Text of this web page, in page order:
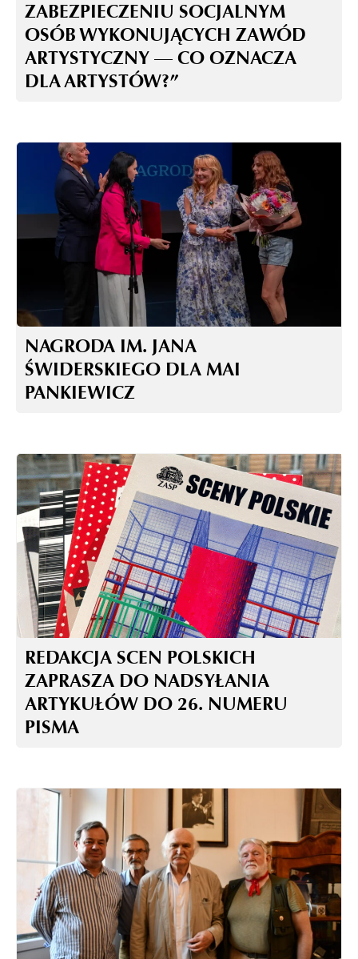
ZABEZPIECZENIU SOCJALNYM
OSÓB WYKONUJĄCYCH ZAWÓD
ARTYSTYCZNY — CO OZNACZA
DLA ARTYSTÓW?”
NAGRODA IM. JANA
ŚWIDERSKIEGO DLA MAI
PANKIEWICZ
REDAKCJA SCEN POLSKICH
ZAPRASZA DO NADSYŁANIA
ARTYKUŁÓW DO 26. NUMERU
PISMA